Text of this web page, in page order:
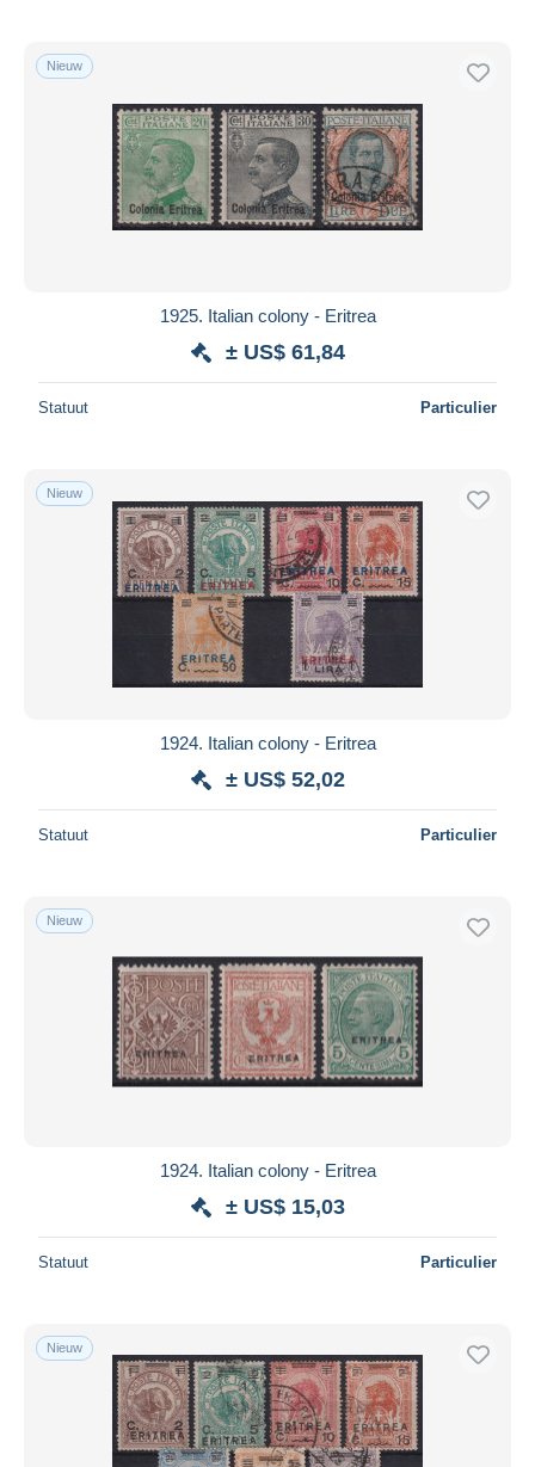
Nieuw
1925. Italian colony - Eritrea
± US$ 61,84
Statuut Particulier
Nieuw
1924. Italian colony - Eritrea
± US$ 52,02
Statuut Particulier
Nieuw
1924. Italian colony - Eritrea
± US$ 15,03
Statuut Particulier
Nieuw